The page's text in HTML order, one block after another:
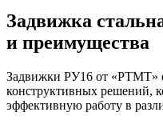
Задвижка
и преимущества
Задвижки РУ16 от «РТМТ»
конструктивных решений,
эффективную работу в